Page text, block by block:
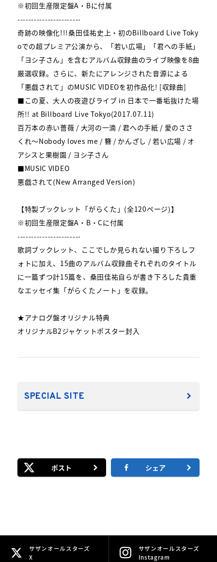
※初回生産限定盤A・Bに付属
-----------------------
奇跡の映像化!!!桑田佳祐史上・初のBillboard Live Toky
oでの超プレミア公演から、「若い広場」「君への手紙」
「ヨシ子さん」を含むアルバム収録曲のライブ映像を8曲
厳選収録。さらに、新たにアレンジされた音源による
「悪戯されて」のMUSIC VIDEOを初作品化! [収録曲]
■この夏、大人の夜遊びライブ in 日本で一番垢抜けた場
所!! at Billboard Live Tokyo(2017.07.11)
百万本の赤い薔薇 / 大河の一滴 / 君への手紙 / 愛のささ
くれ～Nobody loves me / 簪 / かんざし / 若い広場 / オ
アシスと果樹園 / ヨシ子さん
■MUSIC VIDEO
悪戯されて(New Arranged Version)
【特製ブックレット「がらくた」(全120ページ)】
※初回生産限定盤A・B・Cに付属
-----------------------
歌詞ブックレット、ここでしか見られない撮り下ろしフ
ォトに加え、15曲のアルバム収録曲それぞれのタイトル
に一篇ずつ計15篇を、桑田佳祐自らが書き下ろした貴重
なエッセイ集「がらくたノート」を収録。
★アナログ盤オリジナル特典
オリジナルB2ジャケットポスター封入
SPECIAL SITE
ポスト シェア
サザンオールスターズ
X
サザンオールスターズ
Instagram